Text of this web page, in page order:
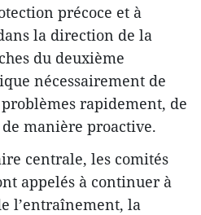
précoce et à
la direction de la
du deuxième
nécessairement de
rapidement, de
manière proactive.
centrale, les comités
appelés à continuer à
l’entraînement, la